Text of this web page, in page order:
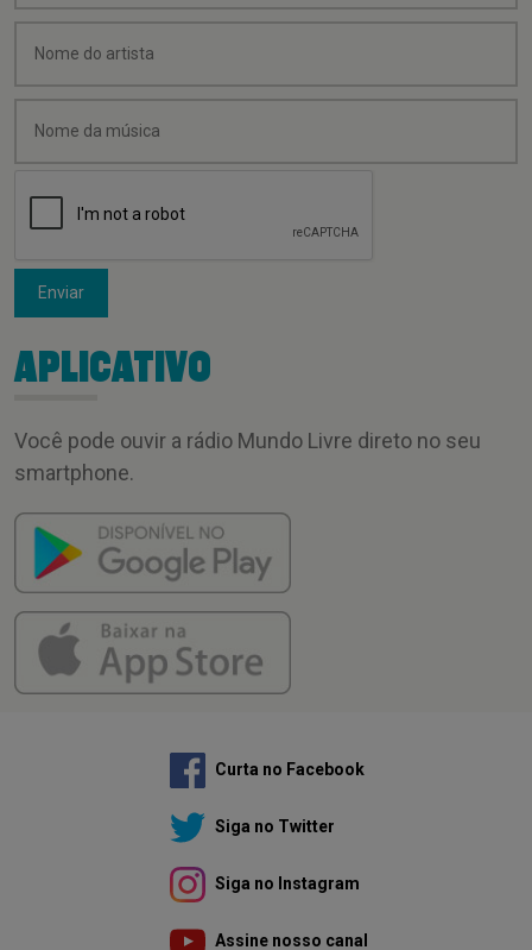
Enviar
APLICATIVO
Você pode ouvir a rádio Mundo Livre direto no seu
smartphone.
Curta no Facebook
Siga no Twitter
Siga no Instagram
Assine nosso canal